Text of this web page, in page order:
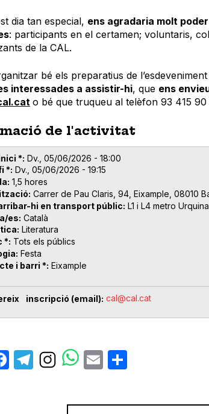
dia tan especial, ens agradaria molt
: participants en el certamen; voluntaris,
de la CAL.
bé els preparatius de
interessades a assistir-hi, que ens
o bé que truqueu al telèfon 93 415 90
de l'activitat
* Dv., 05/06/2026 - 18:00
* Dv., 05/06/2026 - 19:15
1,5 hores
Carrer de Pau Claris, 94, Eixample, 08010
hi en transport públic L1 i L4 metro
es Català
Literatura
* Tots els públics
Festa
i barri * Eixample
inscripció (email) cal@cal.cat
Facebook
TelegramEmail